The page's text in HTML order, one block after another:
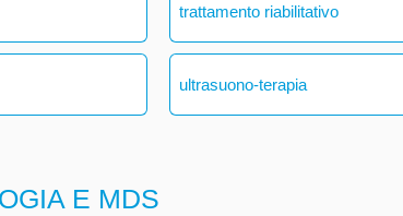
trattamento riabilitativo
ultrasuono-terapia
E MDS